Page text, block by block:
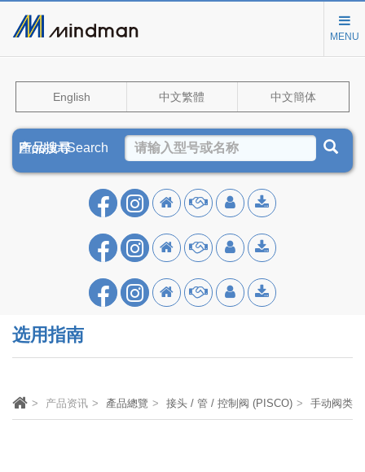
MENU
English 中文繁體 中文簡体
Product Search
產品搜尋
产品搜寻
选用指南
产品资讯 產品總覽 接头 / 管 / 控制阀 (PISCO) 手动阀类